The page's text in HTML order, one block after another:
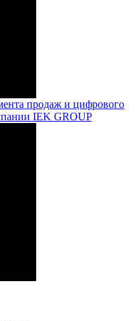
продаж и цифрового
IEK GROUP